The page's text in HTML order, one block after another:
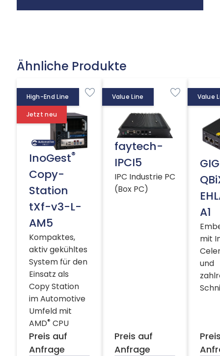
Ähnliche Produkte
High-End Line
Jetzt neu
InoGest®
Copy-
Station
tXf-v3-L-
AM5
Kompaktes,
aktiv gekühltes
System für den
Einsatz als
Copy Station
im Automotive
Umfeld mit
AMD® CPU
Preis auf
Anfrage
Value Line
faytech-
IPCI5
IPC Industrie PC
(Box PC)
Preis auf
Anfrage
Value
A1
mit
und